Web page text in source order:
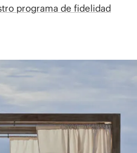
programa de fidelidad